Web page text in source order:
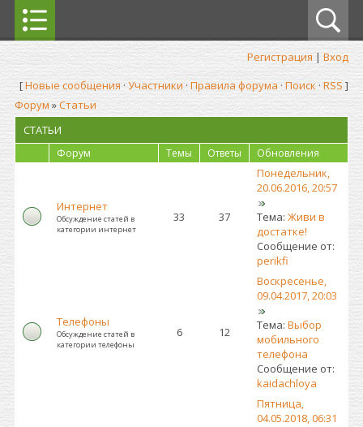
Регистрация | Вход
[Новые сообщения · Участники · Правила форума · Поиск · RSS ]
Форум »Статьи
СТАТЬИ
Форум Темы Ответы Обновления
Интернет
Обсуждение статей в
категории интернет
33 37
Понедельник,
20.06.2016, 20:57
Тема: Живи в
достатке!
Сообщение от:
perikfi
Телефоны
Обсуждение статей в
категории телефоны
6 12
Воскресенье,
09.04.2017, 20:03
Тема: Выбор
мобильного
телефона
Сообщение от:
kaidachloya
Пятница,
04.05.2018, 06:31